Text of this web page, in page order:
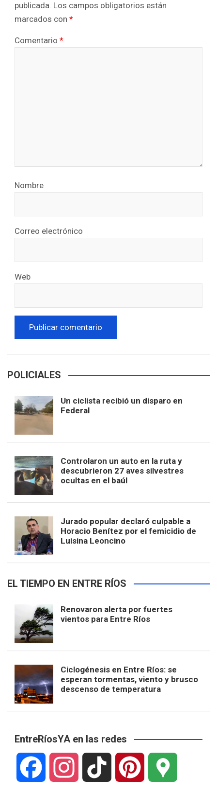
publicada. Los campos obligatorios están
marcados con *
Comentario *
Nombre
Correo electrónico
Web
POLICIALES
Un ciclista recibió un disparo en
Federal
Controlaron un auto en la ruta y
descubrieron 27 aves silvestres
ocultas en el baúl
Jurado popular declaró culpable a
Horacio Benítez por el femicidio de
Luisina Leoncino
EL TIEMPO EN ENTRE RÍOS
Renovaron alerta por fuertes
vientos para Entre Ríos
Ciclogénesis en Entre Ríos: se
esperan tormentas, viento y brusco
descenso de temperatura
EntreRíosYA en las redes